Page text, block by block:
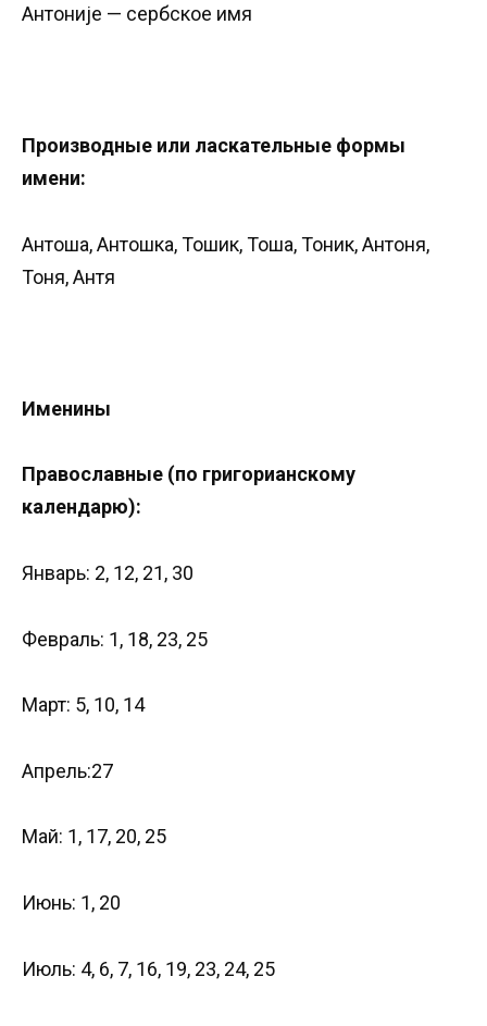
Антоније — сербское имя
Производные или ласкательные формы
имени:
Антоша, Антошка, Тошик, Тоша, Тоник, Антоня,
Тоня, Антя
Именины
Православные (по григорианскому
календарю):
Январь: 2, 12, 21, 30
Февраль: 1, 18, 23, 25
Март: 5, 10, 14
Апрель:27
Май: 1, 17, 20, 25
Июнь: 1, 20
Июль: 4, 6, 7, 16, 19, 23, 24, 25